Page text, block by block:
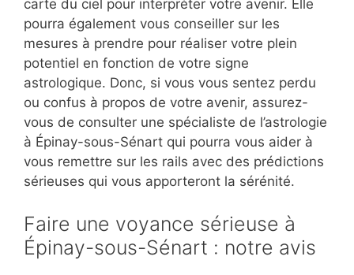
carte du ciel pour interpréter votre avenir. Elle
pourra également vous conseiller sur les
mesures à prendre pour réaliser votre plein
potentiel en fonction de votre signe
astrologique. Donc, si vous vous sentez perdu
ou confus à propos de votre avenir, assurez-
vous de consulter une spécialiste de l’astrologie
à Épinay-sous-Sénart qui pourra vous aider à
vous remettre sur les rails avec des prédictions
sérieuses qui vous apporteront la sérénité.
Faire une voyance sérieuse à
Épinay-sous-Sénart : notre avis